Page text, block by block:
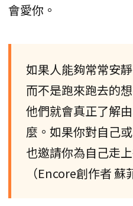
會愛你。
如果人能夠常常安
而不是跑來跑去的
他們就會真正了解
麼。如果你對自己
也邀請你為自己走
（Encore創作者 蘇